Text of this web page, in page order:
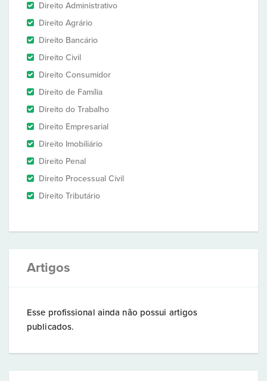
Direito Administrativo
Direito Agrário
Direito Bancário
Direito Civil
Direito Consumidor
Direito de Família
Direito do Trabalho
Direito Empresarial
Direito Imobiliário
Direito Penal
Direito Processual Civil
Direito Tributário
Artigos
Esse profissional ainda não possui artigos
publicados.